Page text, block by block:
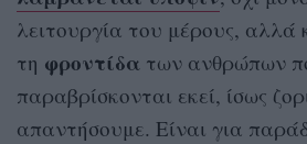
λειτουργία του μέρους, αλλά
τη φροντίδα των ανθρώπων
παραβρίσκονται εκεί, ίσως
απαντήσουμε. Είναι για